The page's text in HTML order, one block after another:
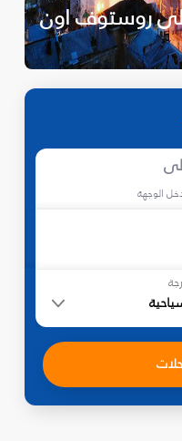
روستوف اون
الوجهة